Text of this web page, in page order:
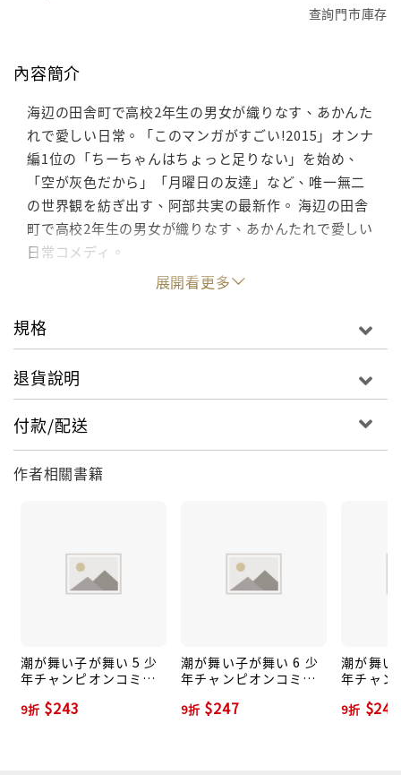
查詢門市庫存
內容簡介
海辺の田舎町で高校2年生の男女が織りなす、あかんた
れで愛しい日常。「このマンガがすごい!2015」オンナ
編1位の「ちーちゃんはちょっと足りない」を始め、
「空が灰色だから」「月曜日の友達」など、唯一無二
の世界観を紡ぎ出す、阿部共実の最新作。 海辺の田舎
町で高校2年生の男女が織りなす、あかんたれで愛しい
日常コメディ。
展開看更多
規格
退貨說明
付款/配送
作者相關書籍
潮が舞い子が舞い 5 少
年チャンピオンコミッ
9折 $243
潮が舞い子が舞い 6 少
年チャンピオンコミッ
9折 $247
潮が舞い
年チャン
9折 $247